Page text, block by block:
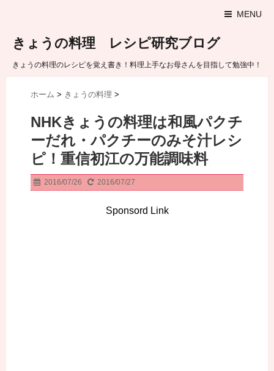
MENU
きょうの料理 レシピ研究ブログ
きょうの料理のレシピを覚え書き！料理上手なお母さんを目指して勉強中！
ホーム > きょうの料理 >
NHKきょうの料理は和風パクチ
ーだれ・パクチーのみそ汁レシ
ピ！重信初江の万能調味料
2016/07/26 2016/07/27
Sponsord Link